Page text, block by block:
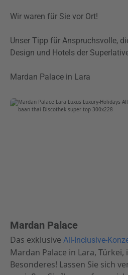
Wir waren für Sie vor Ort!
Unser Tipp für Anspruchsvolle,
Design und Hotels der
Mardan Palace in Lara
Mardan Palace
Das exklusive All-Inclusive-
Mardan Palace in Lara,
Besonderes! Lassen Sie sich